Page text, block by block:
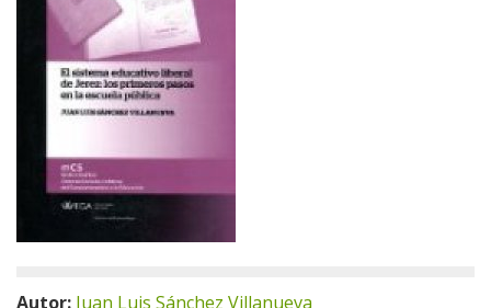
Autor: Juan Luis Sánchez Villanueva